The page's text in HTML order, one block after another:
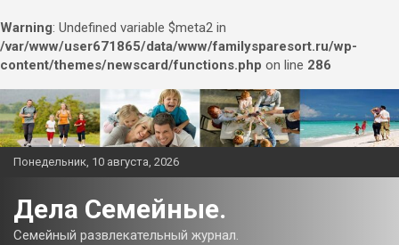
Warning: Undefined variable $meta2 in
/var/www/user671865/data/www/familysparesort.ru/wp-
content/themes/newscard/functions.php on line 286
Перейти
к
содержимому
Понедельник, 10 августа, 2026
Дела Семейные.
Семейный развлекательный журнал.